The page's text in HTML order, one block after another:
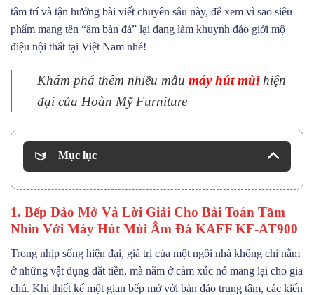
tâm trí và tận hưởng bài viết chuyên sâu này, để xem vì sao siêu
phẩm mang tên “âm bàn đá” lại đang làm khuynh đảo giới mộ
điệu nội thất tại Việt Nam nhé!
Khám phá thêm nhiều mẫu máy hút mùihiện
đại của Hoàn Mỹ Furniture
Mục lục
1. Bếp Đảo Mở Và Lời Giải Cho Bài Toán Tầm
Nhìn Với Máy Hút Mùi Âm Đá KAFF KF-AT900
Trong nhịp sống hiện đại, giá trị của một ngôi nhà không chỉ nằm
ở những vật dụng đắt tiền, mà nằm ở cảm xúc nó mang lại cho gia
chủ. Khi thiết kế một gian bếp mở với bàn đảo trung tâm, các kiến